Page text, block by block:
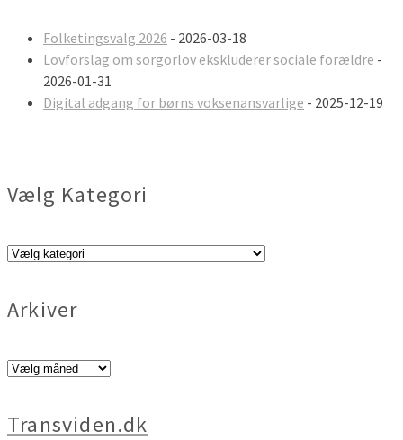
Folketingsvalg 2026 - 2026-03-18
Lovforslag om sorgorlov ekskluderer sociale forældre -
2026-01-31
Digital adgang for børns voksenansvarlige - 2025-12-19
Vælg Kategori
Vælg
Arkiver
Arkiver
Transviden.dk